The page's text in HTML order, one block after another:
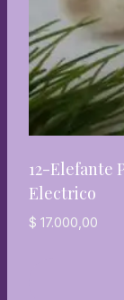
12-Elefante
Electrico
$ 17.000,00